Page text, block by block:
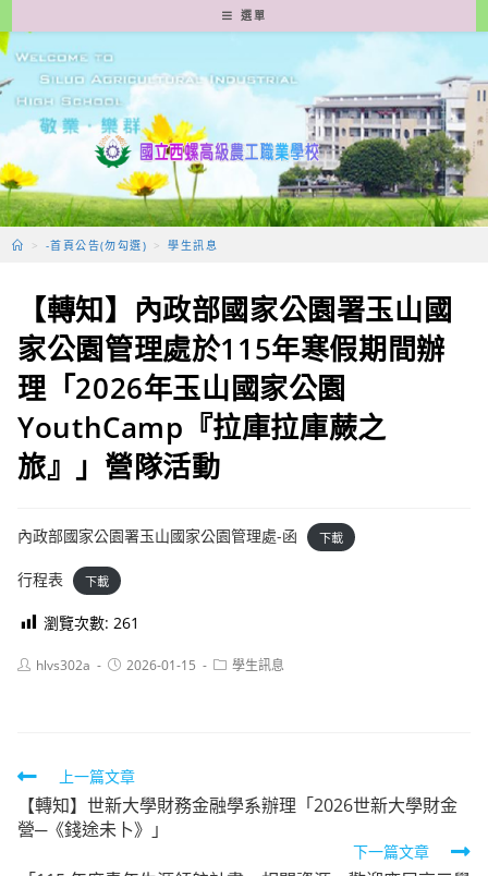
轉
至
要
容
選單
> -首頁公告(勿勾選) > 學生訊息
【轉知】內政部國家公園署玉山國
家公園管理處於115年寒假期間辦
理「2026年玉山國家公園
YouthCamp『拉庫拉庫蕨之
旅』」營隊活動
內政部國家公園署玉山國家公園管理處-函 下載
行程表 下載
瀏覽次數: 261
Posthlvs302a
Post2026-01-15
Post學生訊息
Read
more
articles
上一篇文章
【轉知】世新大學財務金融學系辦理「2026世新大學財金
營─《錢途未卜》」
下一篇文章